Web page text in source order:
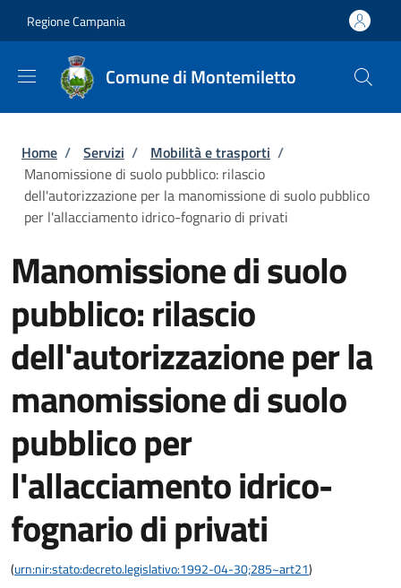
Regione Campania
Comune di Montemiletto
Briciole di pane
Home / Servizi / Mobilità e trasporti /
Manomissione di suolo pubblico: rilascio
dell'autorizzazione per la manomissione di suolo pubblico
per l'allacciamento idrico-fognario di privati
Manomissione di suolo
pubblico: rilascio
dell'autorizzazione per la
manomissione di suolo
pubblico per
l'allacciamento idrico-
fognario di privati
(urn:nir:stato:decreto.legislativo:1992-04-30;285~art21)